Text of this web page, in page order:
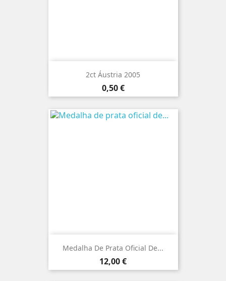
2ct Áustria 2005
Preço
0,50 €
Medalha De Prata Oficial De...
Preço
12,00 €